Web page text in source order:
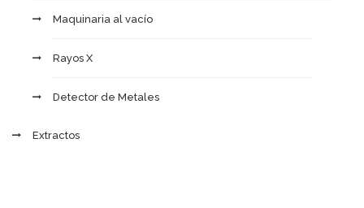
Maquinaria al vacío
Rayos X
Detector de Metales
Extractos